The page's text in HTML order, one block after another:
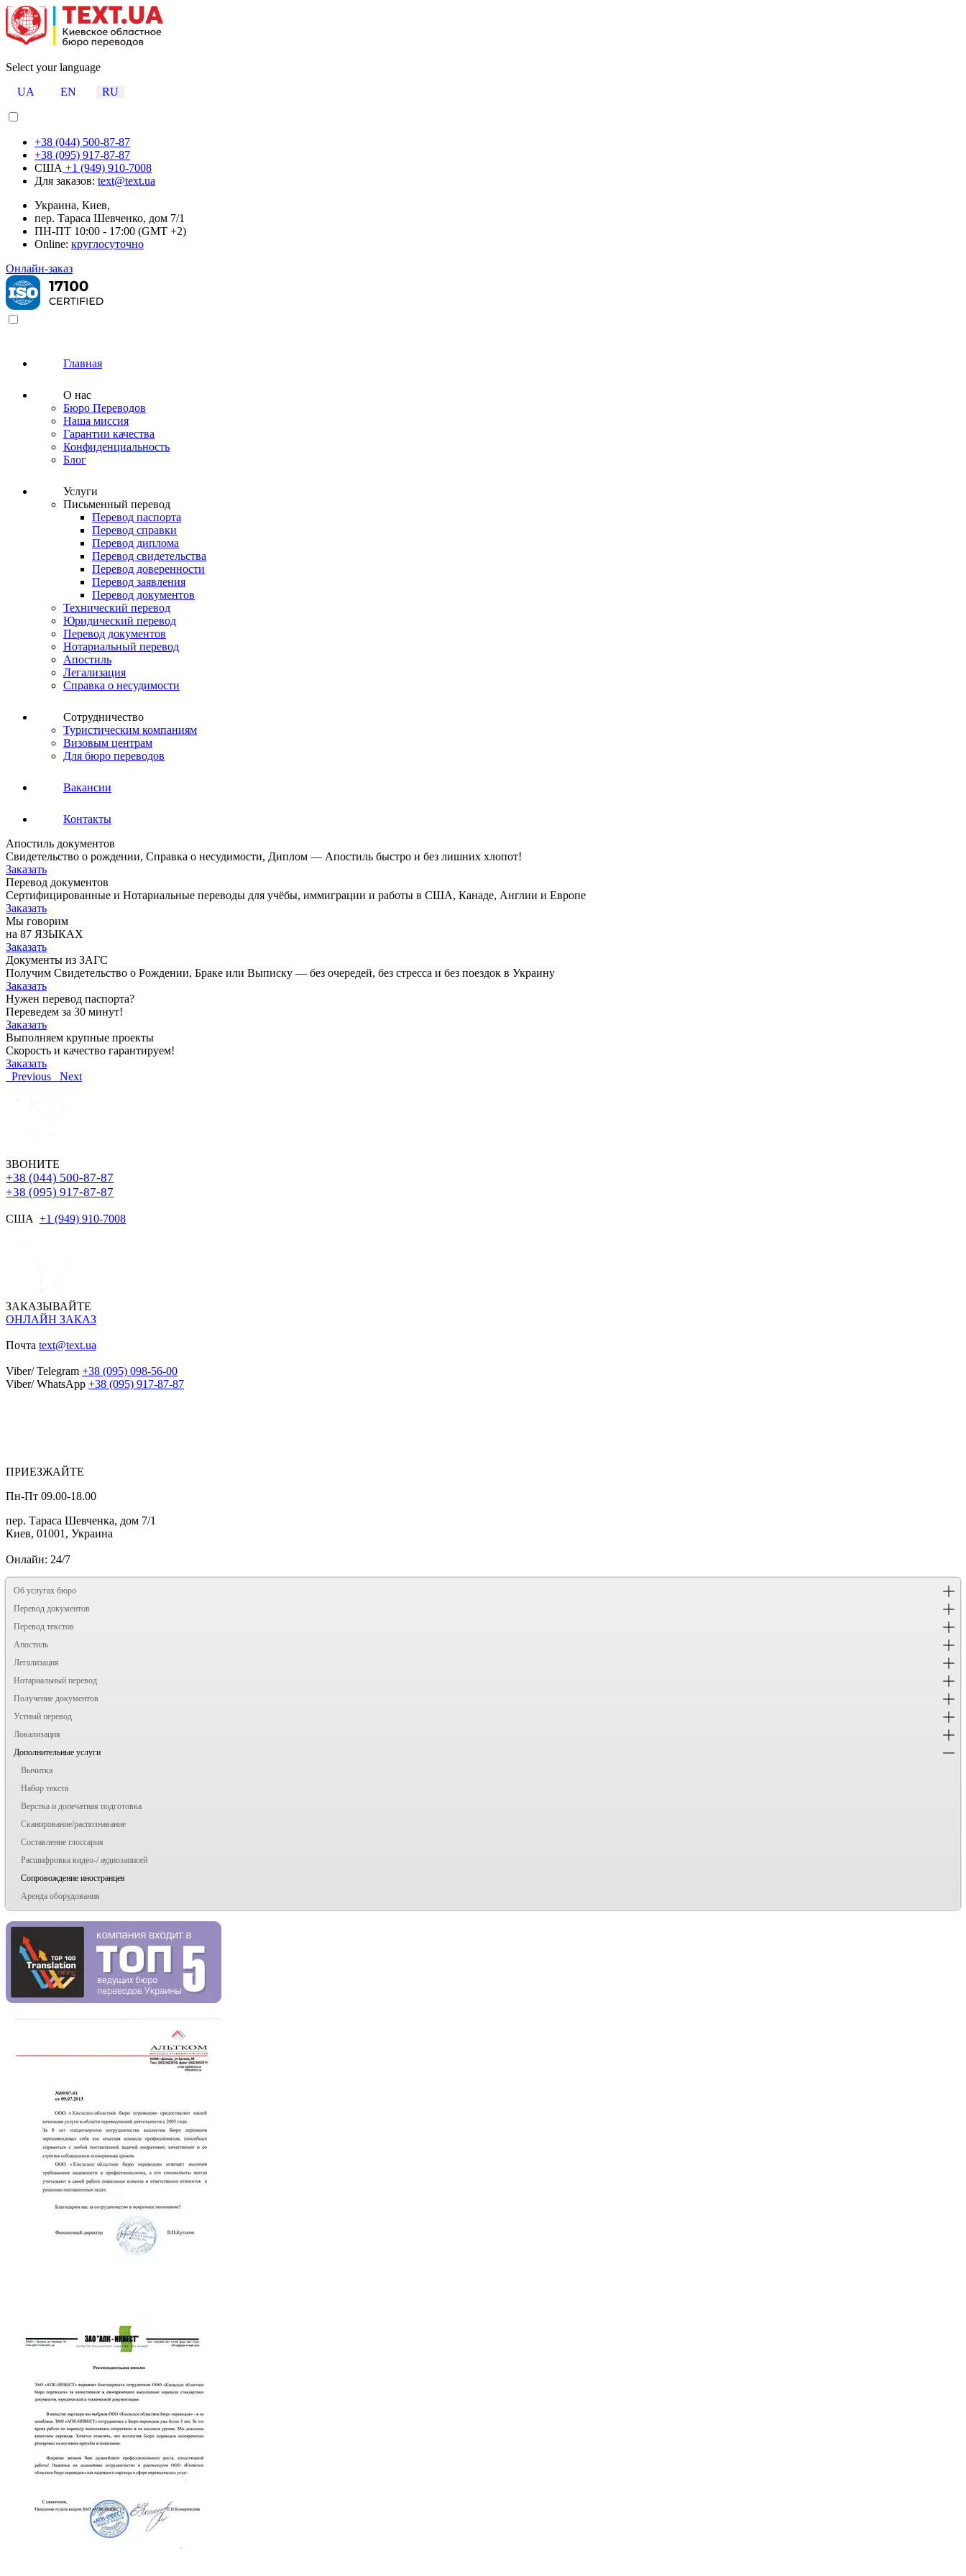
Select your language
UA
EN RU
+38 (044) 500-87-87
+38 (095) 917-87-87
США +1 (949) 910-7008
Для заказов: text@text.ua
Украина, Киев,
пер. Тараса Шевченко, дом 7/1
ПН-ПТ 10:00 - 17:00 (GMT +2)
Online: круглосуточно
Онлайн-заказ
Главная
О нас
Бюро Переводов
Наша миссия
Гарантии качества
Конфиденциальность
Блог
Услуги
Письменный перевод
Перевод паспорта
Перевод справки
Перевод диплома
Перевод свидетельства
Перевод доверенности
Перевод заявления
Перевод документов
Технический перевод
Юридический перевод
Перевод документов
Нотариальный перевод
Апостиль
Легализация
Справка о несудимости
Сотрудничество
Туристическим компаниям
Визовым центрам
Для бюро переводов
Вакансии
Контакты
Апостиль документов
Свидетельство о рождении, Справка о несудимости, Диплом — Апостиль быстро и без лишних хлопот!
Заказать
Перевод документов
Сертифицированные и Нотариальные переводы для учёбы, иммиграции и работы в США, Канаде, Англии и Европе
Заказать
Мы говорим
на 87 ЯЗЫКАХ
Заказать
Документы из ЗАГС
Получим Свидетельство о Рождении, Браке или Выписку — без очередей, без стресса и без поездок в Украину
Заказать
Нужен перевод паспорта?
Переведем за 30 минут!
Заказать
Выполняем крупные проекты
Скорость и качество гарантируем!
Заказать
Previous
Next
ЗВОНИТЕ
+38 (044) 500-87-87
+38 (095) 917-87-87
США +1 (949) 910-7008
ЗАКАЗЫВАЙТЕ
ОНЛАЙН ЗАКАЗ
Почта text@text.ua
Viber/ Telegram +38 (095) 098-56-00
Viber/ WhatsApp +38 (095) 917-87-87
ПРИЕЗЖАЙТЕ
Пн-Пт 09.00-18.00
пер. Тараса Шевченка, дом 7/1
Киев, 01001, Украина
Онлайн: 24/7
Об услугах бюро
Перевод документов
Перевод текстов
Апостиль
Легализация
Нотариальный перевод
Получение документов
Устный перевод
Локализация
Дополнительные услуги
Вычитка
Набор текста
Верстка и допечатная подготовка
Сканирование/распознавание
Составление глоссария
Расшифровка видео-/ аудиозаписей
Сопровождение иностранцев
Аренда оборудования